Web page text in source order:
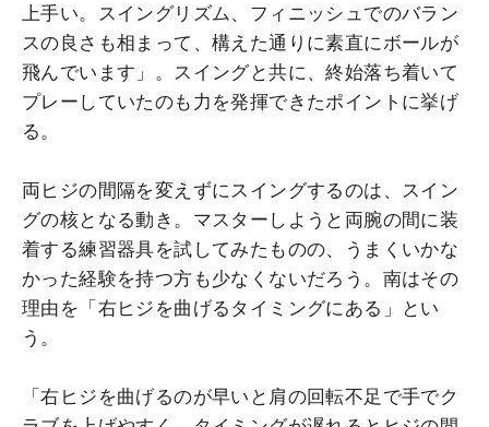
上手い。スイングリズム、フィニッシュでのバラン
スの良さも相まって、構えた通りに素直にボールが
飛んでいます」。スイングと共に、終始落ち着いて
プレーしていたのも力を発揮できたポイントに挙げ
る。
両ヒジの間隔を変えずにスイングするのは、スイン
グの核となる動き。マスターしようと両腕の間に装
着する練習器具を試してみたものの、うまくいかな
かった経験を持つ方も少なくないだろう。南はその
理由を「右ヒジを曲げるタイミングにある」とい
う。
「右ヒジを曲げるのが早いと肩の回転不足で手でク